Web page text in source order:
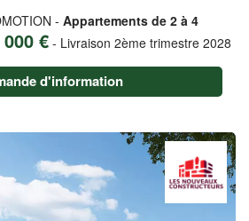
- Appartements de 2 à 4
€ - Livraison 2ème trimestre 2028
d'information